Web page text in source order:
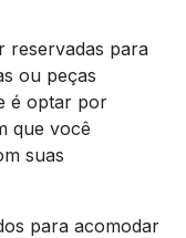
reservadas para
ou peças
é optar por
que você
suas
para acomodar